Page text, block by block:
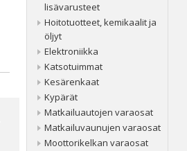
lisävarusteet
Hoitotuotteet, kemikaalit ja
öljyt
Elektroniikka
Katsotuimmat
Kesärenkaat
Kypärät
Matkailuautojen varaosat
Matkailuvaunujen varaosat
Moottorikelkan varaosat